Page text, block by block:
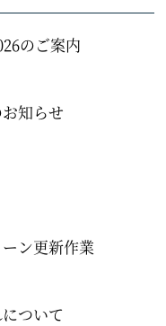
のご案内
知らせ
ン更新作業
ついて